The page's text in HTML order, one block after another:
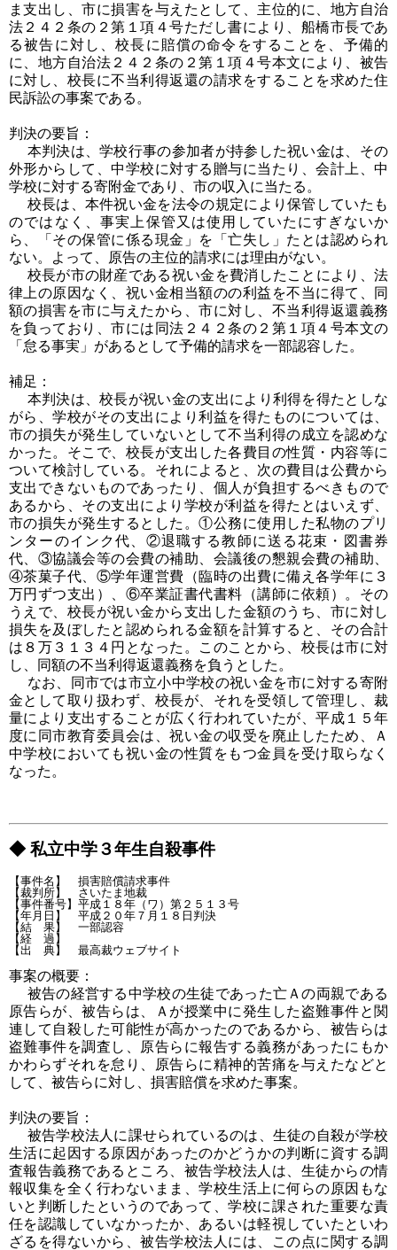
ま支出し、市に損害を与えたとして、主位的に、地方自治
法２４２条の２第１項４号ただし書により、船橋市長であ
る被告に対し、校長に賠償の命令をすることを、予備的
に、地方自治法２４２条の２第１項４号本文により、被告
に対し、校長に不当利得返還の請求をすることを求めた住
民訴訟の事案である。
判決の要旨：
本判決は、学校行事の参加者が持参した祝い金は、その
外形からして、中学校に対する贈与に当たり、会計上、中
学校に対する寄附金であり、市の収入に当たる。
校長は、本件祝い金を法令の規定により保管していたも
のではなく、事実上保管又は使用していたにすぎないか
ら、「その保管に係る現金」を「亡失し」たとは認められ
ない。よって、原告の主位的請求には理由がない。
校長が市の財産である祝い金を費消したことにより、法
律上の原因なく、祝い金相当額のの利益を不当に得て、同
額の損害を市に与えたから、市に対し、不当利得返還義務
を負っており、市には同法２４２条の２第１項４号本文の
「怠る事実」があるとして予備的請求を一部認容した。
補足：
本判決は、校長が祝い金の支出により利得を得たとしな
がら、学校がその支出により利益を得たものについては、
市の損失が発生していないとして不当利得の成立を認めな
かった。そこで、校長が支出した各費目の性質・内容等に
ついて検討している。それによると、次の費目は公費から
支出できないものであったり、個人が負担するべきもので
あるから、その支出により学校が利益を得たとはいえず、
市の損失が発生するとした。①公務に使用した私物のプリ
ンターのインク代、②退職する教師に送る花束・図書券
代、③協議会等の会費の補助、会議後の懇親会費の補助、
④茶菓子代、⑤学年運営費（臨時の出費に備え各学年に３
万円ずつ支出）、⑥卒業証書代書料（講師に依頼）。その
うえで、校長が祝い金から支出した金額のうち、市に対し
損失を及ぼしたと認められる金額を計算すると、その合計
は８万３１３４円となった。このことから、校長は市に対
し、同額の不当利得返還義務を負うとした。
なお、同市では市立小中学校の祝い金を市に対する寄附
金として取り扱わず、校長が、それを受領して管理し、裁
量により支出することが広く行われていたが、平成１５年
度に同市教育委員会は、祝い金の収受を廃止したため、Ａ
中学校においても祝い金の性質をもつ金員を受け取らなく
なった。
◆ 私立中学３年生自殺事件
【事件名】　損害賠償請求事件
【裁判所】　さいたま地裁
【事件番号】平成１８年（ワ）第２５１３号
【年月日】　平成２０年７月１８日判決
【結　果】　一部認容
【経　過】
事案の概要：
被告の経営する中学校の生徒であった亡Ａの両親である
原告らが、被告らは、Ａが授業中に発生した盗難事件と関
連して自殺した可能性が高かったのであるから、被告らは
盗難事件を調査し、原告らに報告する義務があったにもか
かわらずそれを怠り、原告らに精神的苦痛を与えたなどと
して、被告らに対し、損害賠償を求めた事案。
判決の要旨：
被告学校法人に課せられているのは、生徒の自殺が学校
生活に起因する原因があったのかどうかの判断に資する調
査報告義務であるところ、被告学校法人は、生徒からの情
報収集を全く行わないまま、学校生活上に何らの原因もな
いと判断したというのであって、学校に課された重要な責
任を認識していなかったか、あるいは軽視していたといわ
ざるを得ないから、被告学校法人には、この点に関する調